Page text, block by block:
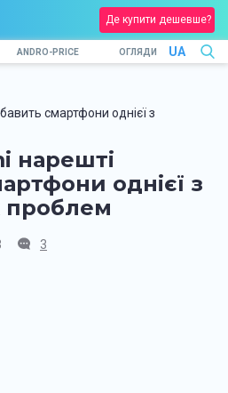
Де купити дешевше?
ANDRO-PRICE ОГЛЯДИ UA
смартфони однієї з
нарешті
однієї з
проблем
3